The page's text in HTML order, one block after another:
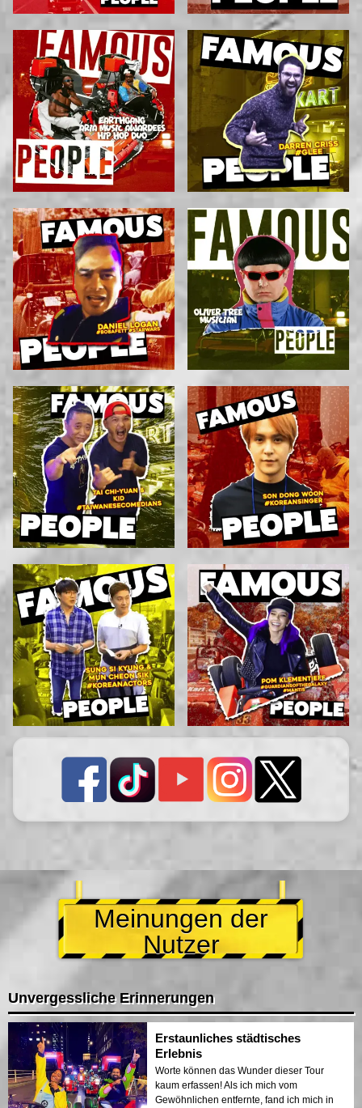
Meinungen der
Nutzer
Unvergessliche Erinnerungen
Erstaunliches städtisches
Erlebnis
Worte können das Wunder dieser Tour
kaum erfassen! Als ich mich vom
Gewöhnlichen entfernte, fand ich mich in